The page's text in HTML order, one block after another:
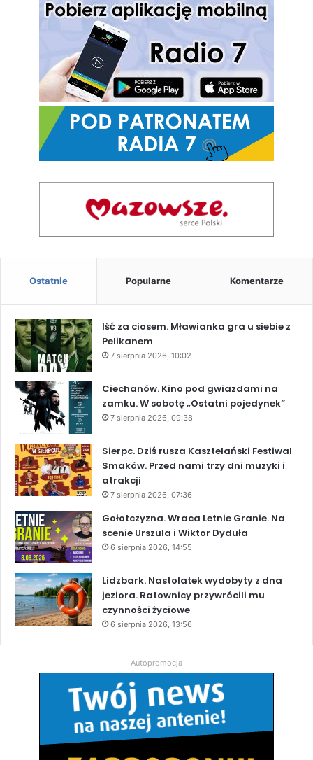
Ostatnie Popularne Komentarze
Iść za ciosem. Mławianka gra u siebie z
Pelikanem
7 sierpnia 2026, 10:02
Ciechanów. Kino pod gwiazdami na
zamku. W sobotę „Ostatni pojedynek”
7 sierpnia 2026, 09:38
Sierpc. Dziś rusza Kasztelański Festiwal
Smaków. Przed nami trzy dni muzyki i
atrakcji
7 sierpnia 2026, 07:36
Gołotczyzna. Wraca Letnie Granie. Na
scenie Urszula i Wiktor Dyduła
6 sierpnia 2026, 14:55
Lidzbark. Nastolatek wydobyty z dna
jeziora. Ratownicy przywrócili mu
czynności życiowe
6 sierpnia 2026, 13:56
Autopromocja